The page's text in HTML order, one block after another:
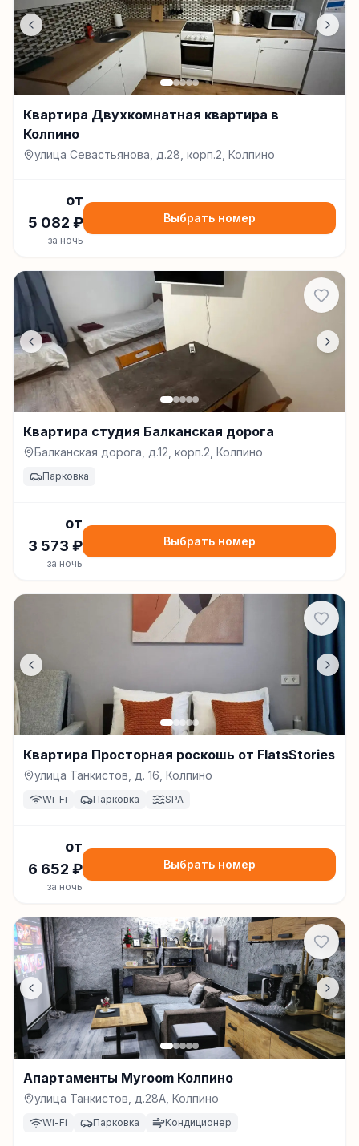
Квартира Двухкомнатная квартира в
Колпино
улица Севастьянова, д.28, корп.2, Колпино
от
5 082 ₽
за ночь
Выбрать номер
Квартира студия Балканская дорога
Балканская дорога, д.12, корп.2, Колпино
Парковка
от
3 573 ₽
за ночь
Выбрать номер
Квартира Просторная роскошь от FlatsStories
улица Танкистов, д. 16, Колпино
Wi-Fi Парковка SPA
от
6 652 ₽
за ночь
Выбрать номер
Апартаменты Myroom Колпино
улица Танкистов, д.28А, Колпино
Wi-Fi Парковка Кондиционер